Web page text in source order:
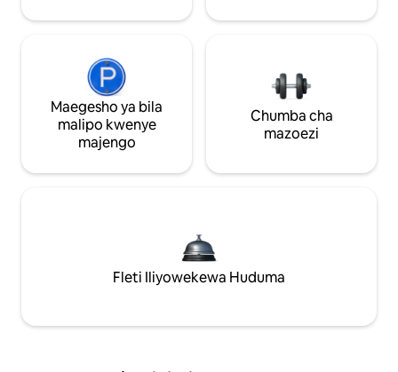
Maegesho ya bila
malipo kwenye
majengo
Chumba cha
mazoezi
Fleti Iliyowekewa Huduma